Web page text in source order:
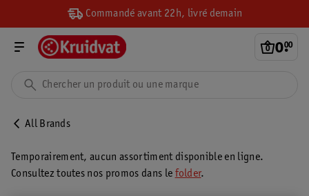
Commandé avant 22h, livré demain
0.
00
All Brands
Temporairement, aucun assortiment disponible en ligne.
Consultez toutes nos promos dans le folder.